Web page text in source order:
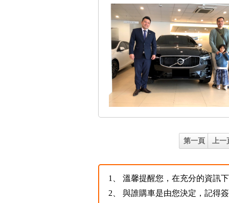
第一頁 上一
1、
溫馨提醒您，在充分的資訊
2、
與誰購車是由您決定，記得